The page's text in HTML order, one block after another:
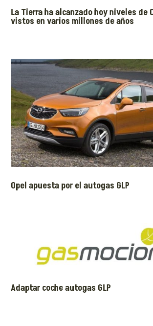
La Tierra ha alcanzado hoy niveles de
vistos en varios millones de años
Opel apuesta por el autogas GLP
Adaptar coche autogas GLP